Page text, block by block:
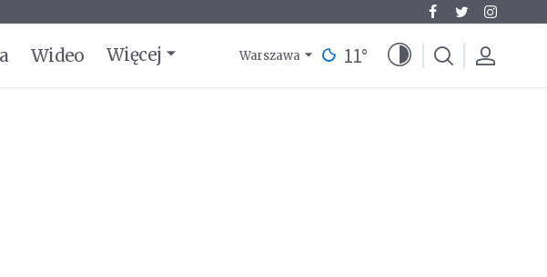
Wideo Więcej Warszawa 11°